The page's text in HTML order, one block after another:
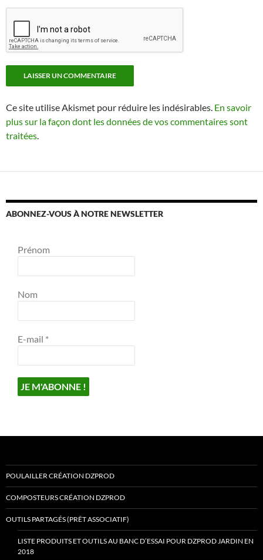
Ce site utilise Akismet pour réduire les indésirables. En savoir
plus sur la façon dont les données de vos commentaires sont
traitées.
ABONNEZ-VOUS À NOTRE NEWSLETTER
Prénom
Nom
E-mail *
POULAILLER CRÉATION DZPROD
COMPOSTEURS CRÉATION DZPROD
OUTILS PARTAGÉS (PRÊT ASSOCIATIF)
LISTE PRODUITS ET OUTILS AU BANC D’ESSAI POUR DZPROD JARDIN EN
2018